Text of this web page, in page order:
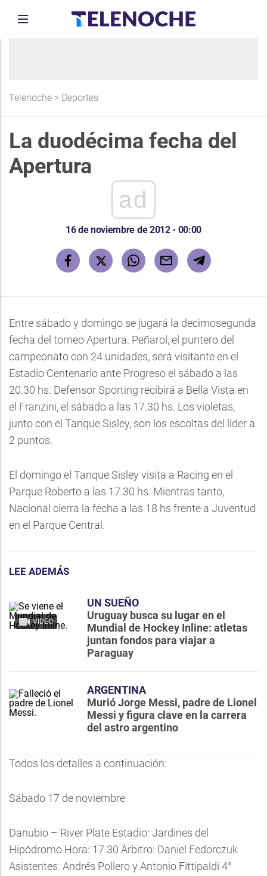
Telenoche > Deportes
La duodécima fecha del
Apertura
ad
16 de noviembre de 2012 - 00:00
Entre sábado y domingo se jugará la decimosegunda
fecha del torneo Apertura. Peñarol, el puntero del
campeonato con 24 unidades, será visitante en el
Estadio Centenario ante Progreso el sábado a las
20.30 hs. Defensor Sporting recibirá a Bella Vista en
el Franzini, el sábado a las 17.30 hs. Los violetas,
junto con el Tanque Sisley, son los escoltas del líder a
2 puntos.
El domingo el Tanque Sisley visita a Racing en el
Parque Roberto a las 17.30 hs. Mientras tanto,
Nacional cierra la fecha a las 18 hs frente a Juventud
en el Parque Central.
LEE ADEMÁS
VIDEO
UN SUEÑO
Uruguay busca su lugar en el
Mundial de Hockey Inline: atletas
juntan fondos para viajar a
Paraguay
ARGENTINA
Murió Jorge Messi, padre de Lionel
Messi y figura clave en la carrera
del astro argentino
Todos los detalles a continuación:
Sábado 17 de noviembre
Danubio – River Plate Estadio: Jardines del
Hipódromo Hora: 17.30 Árbitro: Daniel Fedorczuk
Asistentes: Andrés Pollero y Antonio Fittipaldi 4°